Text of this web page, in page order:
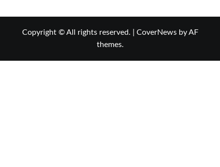
Copyright © All rights reserved. CoverNewsby AF
themes.